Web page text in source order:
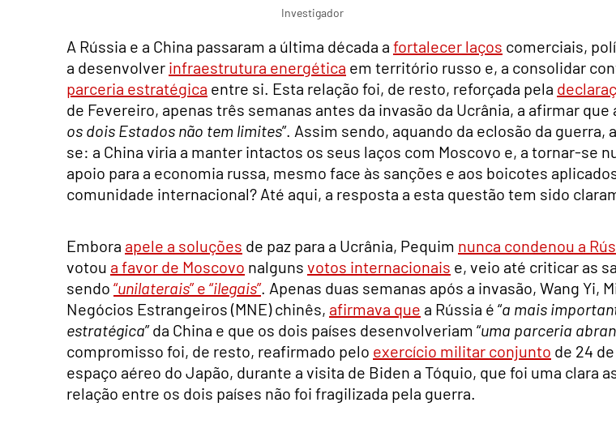
Investigador
A Rússia e a China passaram a última década a fortalecer laços comerciais,
a desenvolver infraestrutura energética em território russo e, a consolidar
parceria estratégica entre si. Esta relação foi, de resto, reforçada pela
de Fevereiro, apenas três semanas antes da invasão da Ucrânia, a afirmar que
os dois Estados não tem limites”. Assim sendo, aquando da eclosão da guerra,
se: a China viria a manter intactos os seus laços com Moscovo e, a tornar-se
apoio para a economia russa, mesmo face às sanções e aos boicotes
comunidade internacional? Até aqui, a resposta a esta questão tem sido
Embora apele a soluções de paz para a Ucrânia, Pequim nunca condenou a
votou a favor de Moscovo nalguns votos internacionais e, veio até criticar as
sendo “unilaterais” e “ilegais”. Apenas duas semanas após a invasão, Wang Yi,
Negócios Estrangeiros (MNE) chinês, afirmava que a Rússia é “a mais
estratégica” da China e que os dois países desenvolveriam “uma parceria
compromisso foi, de resto, reafirmado pelo exercício militar conjunto de 24
espaço aéreo do Japão, durante a visita de Biden a Tóquio, que foi uma clara
relação entre os dois países não foi fragilizada pela guerra.